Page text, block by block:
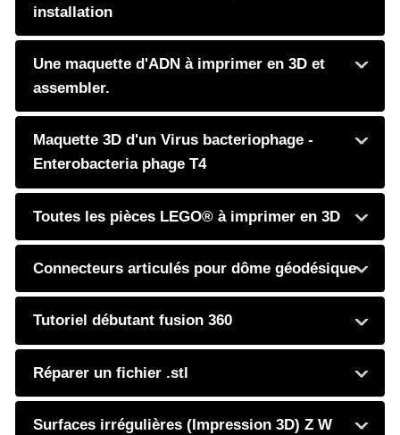
installation
Une maquette d'ADN à imprimer en 3D et
assembler.
Maquette 3D d'un Virus bacteriophage -
Enterobacteria phage T4
Toutes les pièces LEGO® à imprimer en 3D
Connecteurs articulés pour dôme géodésique
Tutoriel débutant fusion 360
Réparer un fichier .stl
Surfaces irrégulières (Impression 3D) Z W